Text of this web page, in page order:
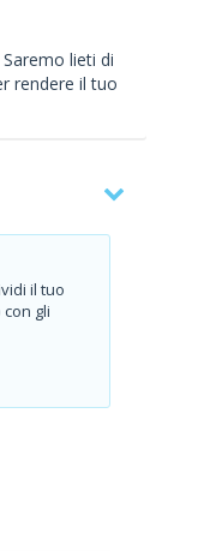
lieti di
rendere il tuo
il tuo
gli